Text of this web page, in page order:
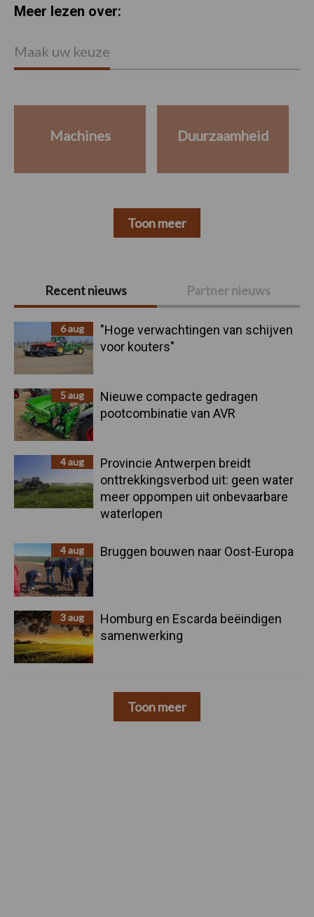
Primaire
Sidebar
Recent nieuws Partner nieuws
6 aug
"Hoge verwachtingen van schijven
voor kouters"
5 aug
Nieuwe compacte gedragen
pootcombinatie van AVR
4 aug
Provincie Antwerpen breidt
onttrekkingsverbod uit: geen water
meer oppompen uit onbevaarbare
waterlopen
4 aug Bruggen bouwen naar Oost-Europa
3 aug
Homburg en Escarda beëindigen
samenwerking
Toon meer
Meer lezen over:
Maak uw keuze
Machines Duurzaamheid
Toon meer